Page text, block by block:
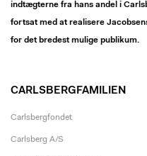
indtægterne fra hans andel i
fortsat med at realisere
for det bredest mulige publikum.
CARLSBERGFAMILIEN
Carlsbergfondet
Carlsberg A/S